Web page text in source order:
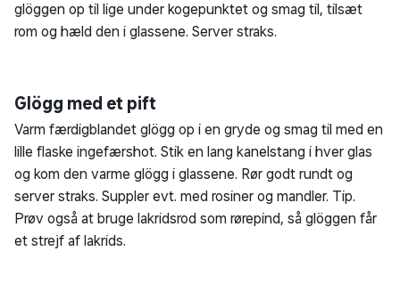
glöggen op til lige under kogepunktet og smag til, tilsæt
rom og hæld den i glassene. Server straks.
Glögg med et pift
Varm færdigblandet glögg op i en gryde og smag til med en
lille flaske ingefærshot. Stik en lang kanelstang i hver glas
og kom den varme glögg i glassene. Rør godt rundt og
server straks. Suppler evt. med rosiner og mandler. Tip.
Prøv også at bruge lakridsrod som rørepind, så glöggen får
et strejf af lakrids.